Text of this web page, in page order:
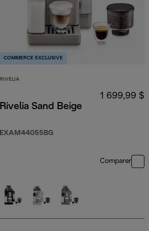
COMMERCE EXCLUSIVE
RIVELIA
Rivelia Sand Beige
EXAM44055BG
1 699,99 $
Comparer